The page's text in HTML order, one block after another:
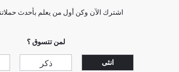
اشترك الآن وكن أول من يعلم بأحدث
لمن تتسوق ؟
انثى ذكر